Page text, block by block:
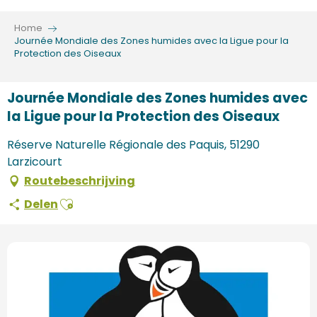
contenu
principal
Home
Journée Mondiale des Zones humides avec la Ligue pour la
Protection des Oiseaux
Journée Mondiale des Zones humides avec
la Ligue pour la Protection des Oiseaux
Réserve Naturelle Régionale des Paquis, 51290
Larzicourt
Routebeschrijving
DelenAjouter aux favoris